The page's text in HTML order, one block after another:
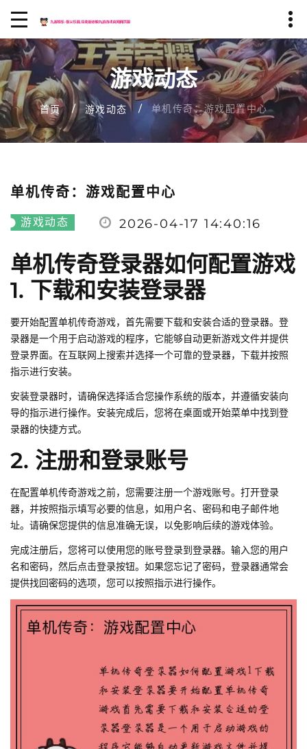
游戏动态
首页 游戏动态 单机传奇：游戏配置中心
单机传奇：游戏配置中心
游戏动态 2026-04-17 14:40:16
单机传奇登录器如何配置游戏
1. 下载和安装登录器
要开始配置单机传奇游戏，首先需要下载和安装合适的登录器。登
录器是一个用于启动游戏的程序，它能够自动更新游戏文件并提供
登录界面。在互联网上搜索并选择一个可靠的登录器，下载并按照
指示进行安装。
安装登录器时，请确保选择适合您操作系统的版本，并遵循安装向
导的指示进行操作。安装完成后，您将在桌面或开始菜单中找到登
录器的快捷方式。
2. 注册和登录账号
在配置单机传奇游戏之前，您需要注册一个游戏账号。打开登录
器，并按照指示填写必要的信息，如用户名、密码和电子邮件地
址。请确保您提供的信息准确无误，以免影响后续的游戏体验。
完成注册后，您将可以使用您的账号登录到登录器。输入您的用户
名和密码，然后点击登录按钮。如果您忘记了密码，登录器通常会
提供找回密码的选项，您可以按照指示进行操作。